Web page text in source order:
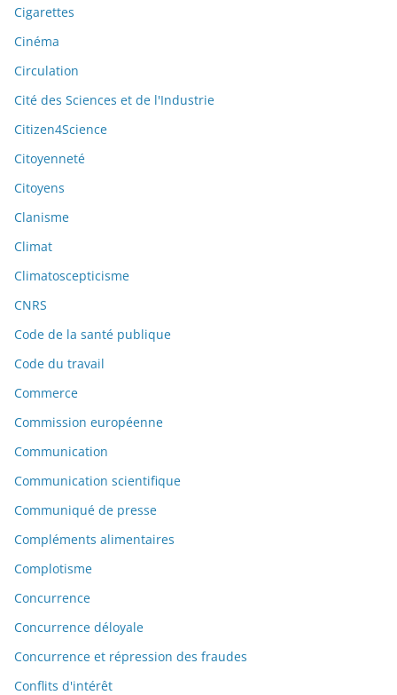
Cigarettes
Cinéma
Circulation
Cité des Sciences et de l'Industrie
Citizen4Science
Citoyenneté
Citoyens
Clanisme
Climat
Climatoscepticisme
CNRS
Code de la santé publique
Code du travail
Commerce
Commission européenne
Communication
Communication scientifique
Communiqué de presse
Compléments alimentaires
Complotisme
Concurrence
Concurrence déloyale
Concurrence et répression des fraudes
Conflits d'intérêt